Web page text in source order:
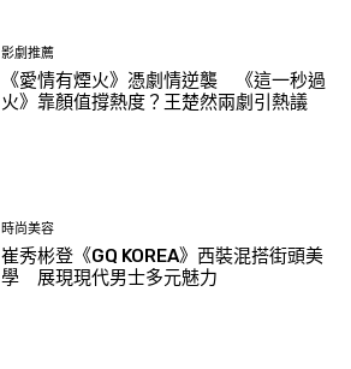
影劇推薦
《愛情有煙火》憑劇情逆襲 《這一秒過
火》靠顏值撐熱度？王楚然兩劇引熱議
時尚美容
崔秀彬登《GQ KOREA》西裝混搭街頭美
學 展現現代男士多元魅力